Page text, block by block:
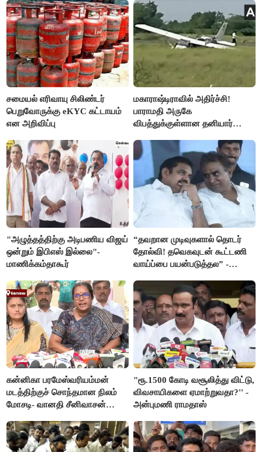
சமையல் எரிவாயு சிலிண்டர்
பெறுவோருக்கு eKYC கட்டாயம்
என அறிவிப்பு
மகாராஷ்டிராவில் அதிர்ச்சி!
பாராமதி அருகே
விபத்துக்குள்ளான தனியார்
"அழுத்தத்திற்கு அடிபணிய விஜய்
ஒன்றும் இபிஎஸ் இல்லை"-
மாணிக்கம்தாகூர்
“தவறான முடிவுகளால் தொடர்
தோல்வி! தவெகவுடன் கூட்டணி
வாய்ப்பை பயன்படுத்தல” -
கன்னிகா பரமேஸ்வரியம்மன்
மடத்திற்குச் சொந்தமான நிலம்
மோசடி- வானதி சீனிவாசன்
"ரூ.1500 கோடி வசூலித்து விட்டு,
விவசாயிகளை ஏமாற்றுவதா?'' -
அன்புமணி ராமதாஸ்